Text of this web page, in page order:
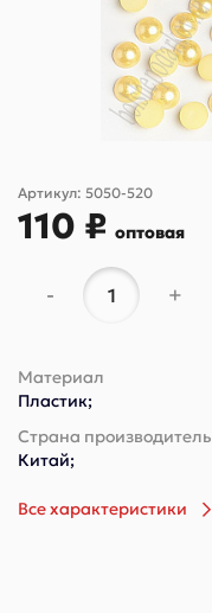
Артикул: 5050-520
110 ₽ оптовая
- +
Материал
Пластик;
Страна производитель
Китай;
Все характеристики